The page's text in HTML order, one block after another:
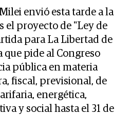
envió esta tarde a la
el proyecto de "Ley de
para La Libertad de
que pide al Congreso
pública en materia
fiscal, previsional, de
energética,
y social hasta el 31 de